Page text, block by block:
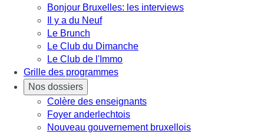
Bonjour Bruxelles: les interviews
Il y a du Neuf
Le Brunch
Le Club du Dimanche
Le Club de l'Immo
Grille des programmes
Nos dossiers
Colère des enseignants
Foyer anderlechtois
Nouveau gouvernement bruxellois